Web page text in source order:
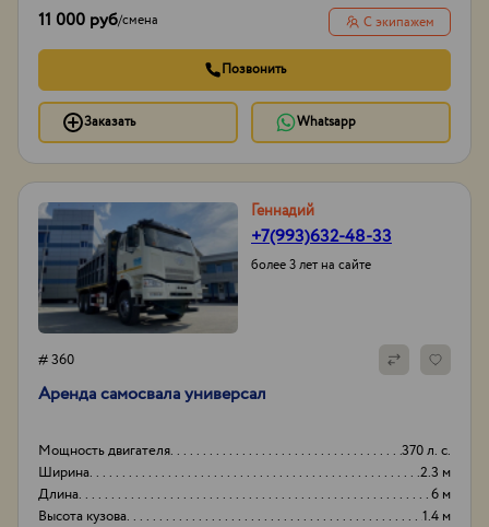
11 000 руб/смена С экипажем
Позвонить
Заказать Whatsapp
Геннадий
+7(993)632-48-33
более 3 лет на сайте
# 360
Аренда самосвала универсал
Мощность двигателя
370 л. с.
Ширина
2.3 м
Длина
6 м
Высота кузова
1.4 м